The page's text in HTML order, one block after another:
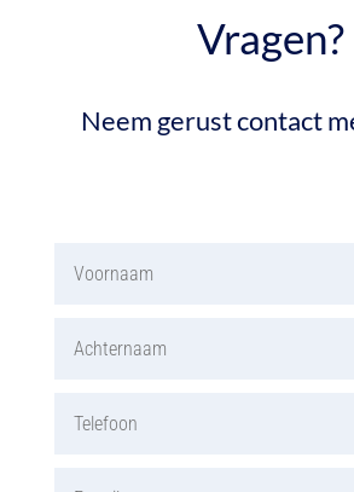
Vragen?
Neem gerust contact